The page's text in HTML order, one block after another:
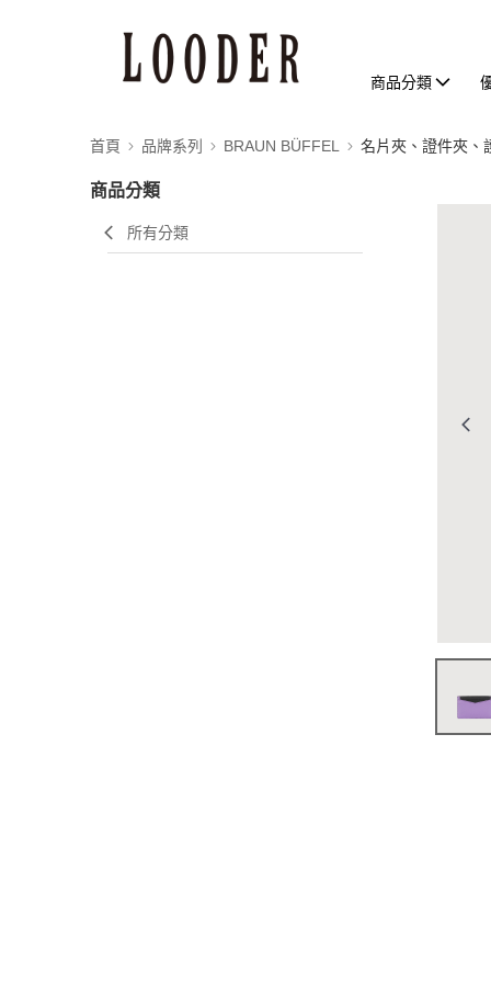
商品分類
首頁 品牌系列 BRAUN BÜFFEL 名片夾、證件夾、
商品分類
所有分類